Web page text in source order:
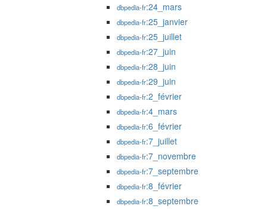
dbpedia-fr:24_mars
dbpedia-fr:25_janvier
dbpedia-fr:25_juillet
dbpedia-fr:27_juin
dbpedia-fr:28_juin
dbpedia-fr:29_juin
dbpedia-fr:2_février
dbpedia-fr:4_mars
dbpedia-fr:6_février
dbpedia-fr:7_juillet
dbpedia-fr:7_novembre
dbpedia-fr:7_septembre
dbpedia-fr:8_février
dbpedia-fr:8_septembre